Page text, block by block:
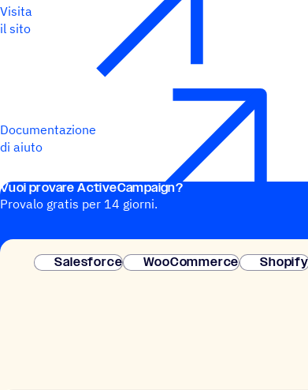
Visita
il sito
Documentazione
di aiuto
Vuoi provare ActiveCampaign?
Provalo gratis per 14 giorni.
Salesforce
WooCommerce Shopify